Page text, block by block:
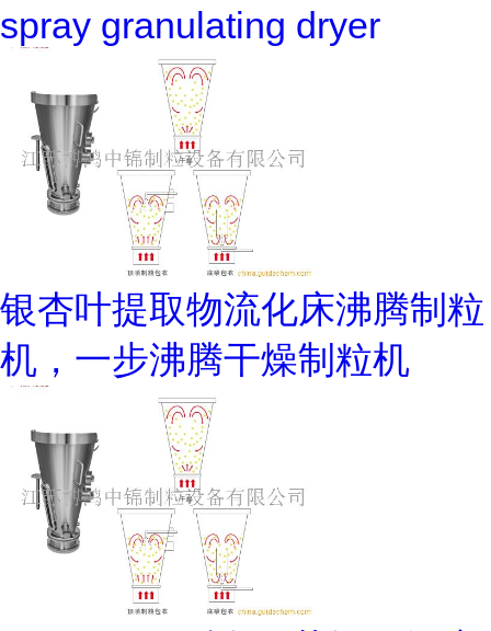
spray granulating dryer
银杏叶提取物流化床沸腾制粒
机，一步沸腾干燥制粒机